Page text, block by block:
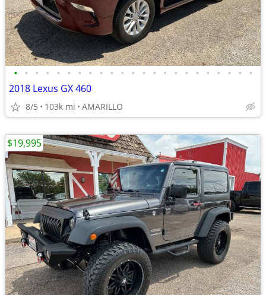
• • • • • • • • • • • • • • • • • • • • • • •
2018 Lexus GX 460
8/5 103k mi AMARILLO
$19,995